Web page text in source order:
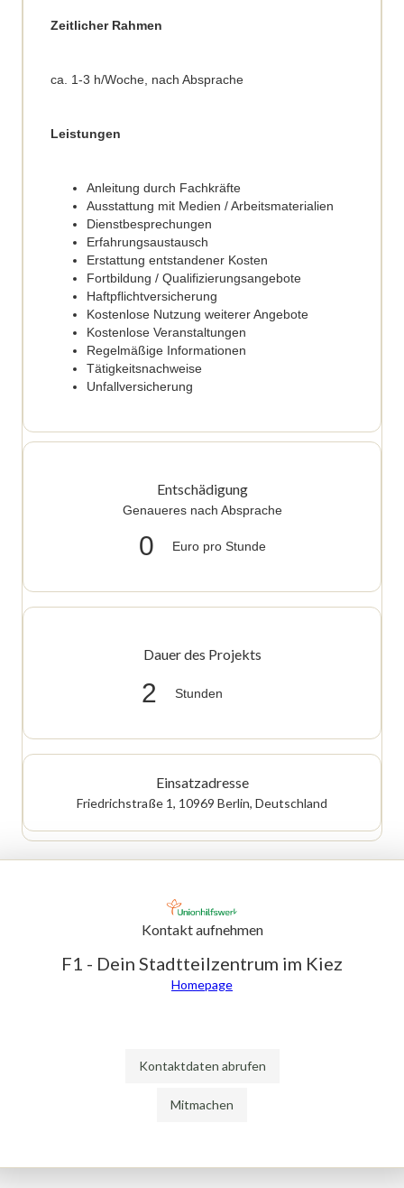
Zeitlicher Rahmen
ca. 1-3 h/Woche, nach Absprache
Leistungen
Anleitung durch Fachkräfte
Ausstattung mit Medien / Arbeitsmaterialien
Dienstbesprechungen
Erfahrungsaustausch
Erstattung entstandener Kosten
Fortbildung / Qualifizierungsangebote
Haftpflichtversicherung
Kostenlose Nutzung weiterer Angebote
Kostenlose Veranstaltungen
Regelmäßige Informationen
Tätigkeitsnachweise
Unfallversicherung
Entschädigung
Genaueres nach Absprache
0 Euro pro Stunde
Dauer des Projekts
2 Stunden
Einsatzadresse
Friedrichstraße 1, 10969 Berlin, Deutschland
Kontakt aufnehmen
F1 - Dein Stadtteilzentrum im Kiez
Homepage